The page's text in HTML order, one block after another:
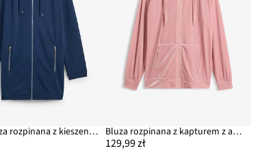
Długa bluza rozpinana z kieszeniami z zamkiem Bluza rozpinana z kapturem z aksamitu
129,99 zł